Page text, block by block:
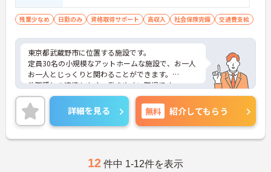
残業少なめ 日勤のみ 資格取得サポート 高収入 社会保険完備 交通費支給
東京都武蔵野市に位置する施設です。
定員30名の小規模なアットホームな施設で、お一人
お一人とじっくりと関わることができます。
他職種との連携もよく、働きやすい職場です。
ご興味ある方には、面接対策ポイントなど、さらに
詳細をお話しいたしますのでお気軽にご相談くださ
い！
詳細を見る 無料 紹介してもらう
12 件中 1-12件を表示